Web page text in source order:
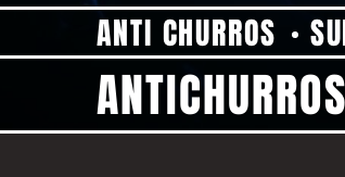
ANTI CHURROS
ANTICHURROS